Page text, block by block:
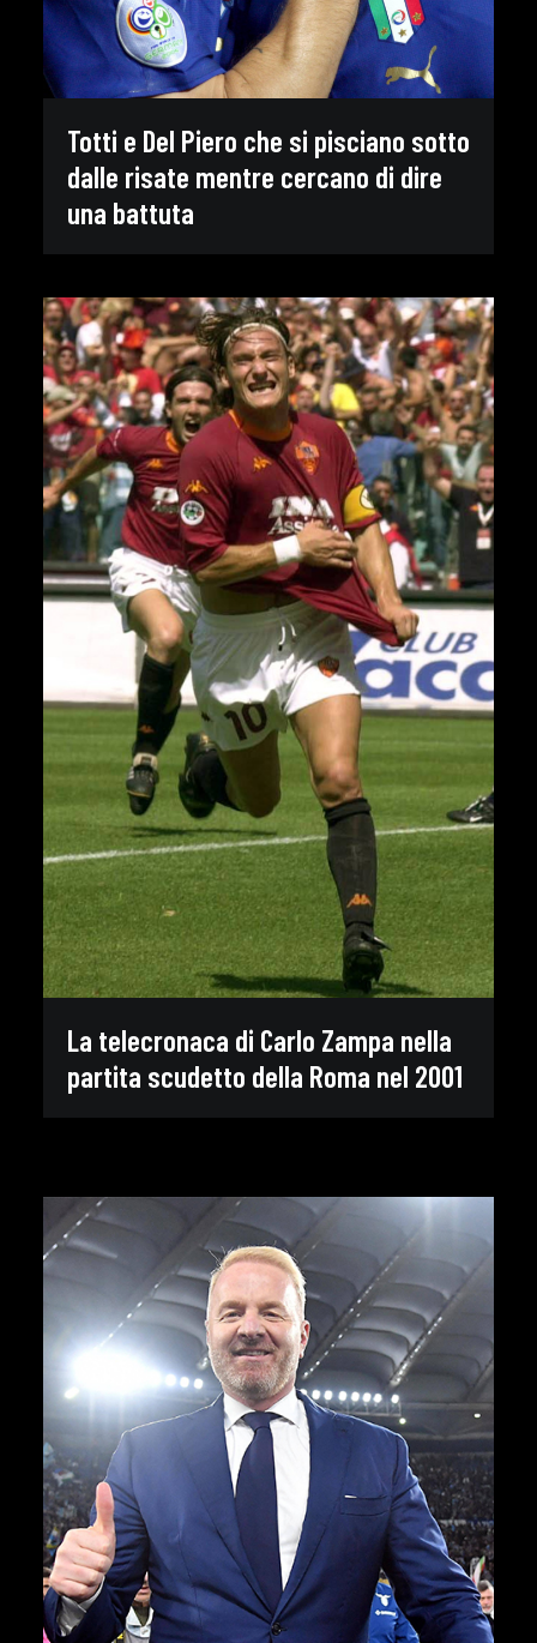
Totti e Del Piero che si pisciano sotto
dalle risate mentre cercano di dire
una battuta
La telecronaca di Carlo Zampa nella
partita scudetto della Roma nel 2001